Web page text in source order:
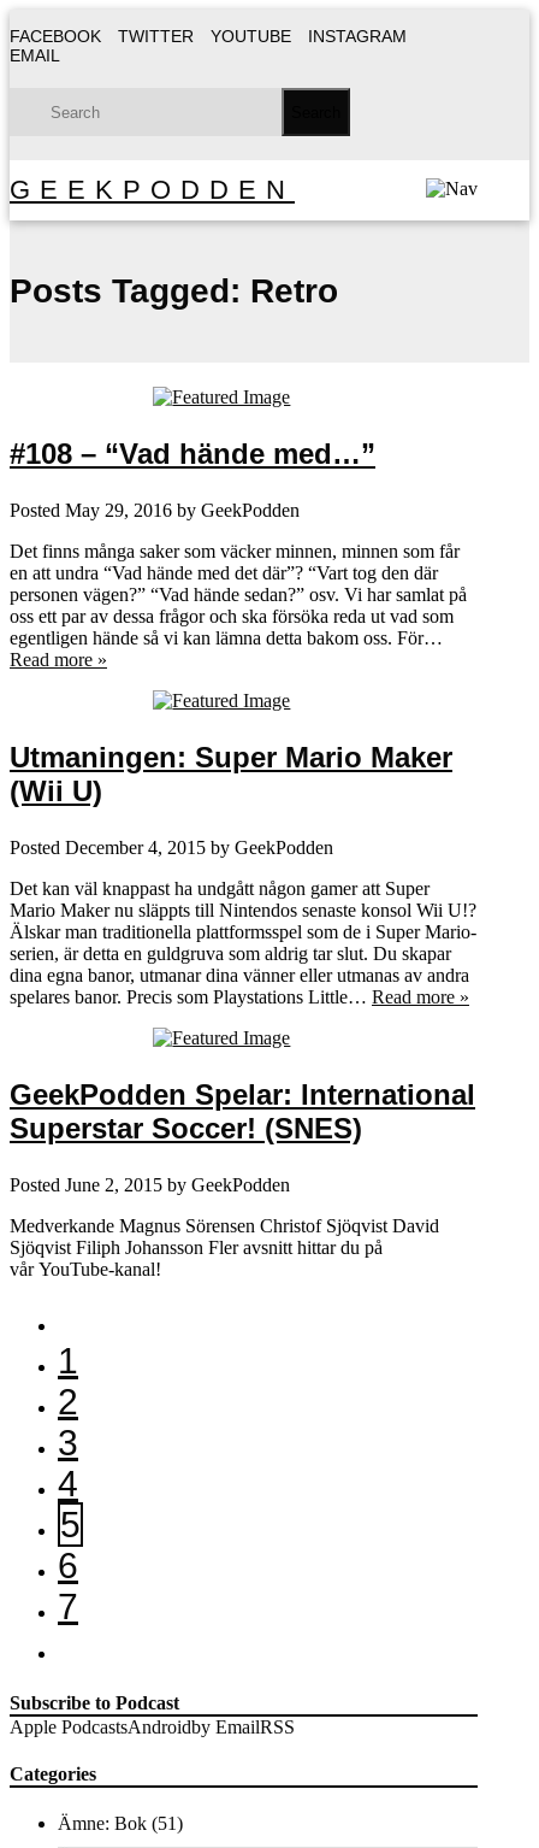
FACEBOOK TWITTER YOUTUBE
INSTAGRAM
EMAIL
GEEKPODDEN
Posts Tagged: Retro
#108 – “Vad hände med…”
Posted May 29, 2016 by GeekPodden
Det finns många saker som väcker minnen, minnen som får
en att undra “Vad hände med det där”? “Vart tog den där
personen vägen?” “Vad hände sedan?” osv. Vi har samlat på
oss ett par av dessa frågor och ska försöka reda ut vad som
egentligen hände så vi kan lämna detta bakom oss. För…
Read more »
Utmaningen: Super Mario Maker
(Wii U)
Posted December 4, 2015 by GeekPodden
Det kan väl knappast ha undgått någon gamer att Super
Mario Maker nu släppts till Nintendos senaste konsol Wii U!?
Älskar man traditionella plattformsspel som de i Super Mario-
serien, är detta en guldgruva som aldrig tar slut. Du skapar
dina egna banor, utmanar dina vänner eller utmanas av andra
spelares banor. Precis som Playstations Little… Read more »
GeekPodden Spelar: International
Superstar Soccer! (SNES)
Posted June 2, 2015 by GeekPodden
Medverkande Magnus Sörensen Christof Sjöqvist David
Sjöqvist Filiph Johansson Fler avsnitt hittar du på
vår YouTube-kanal!
1
2
3
4
5
6
7
Subscribe to Podcast
Apple PodcastsAndroidby EmailRSS
Categories
Ämne: Bok (51)